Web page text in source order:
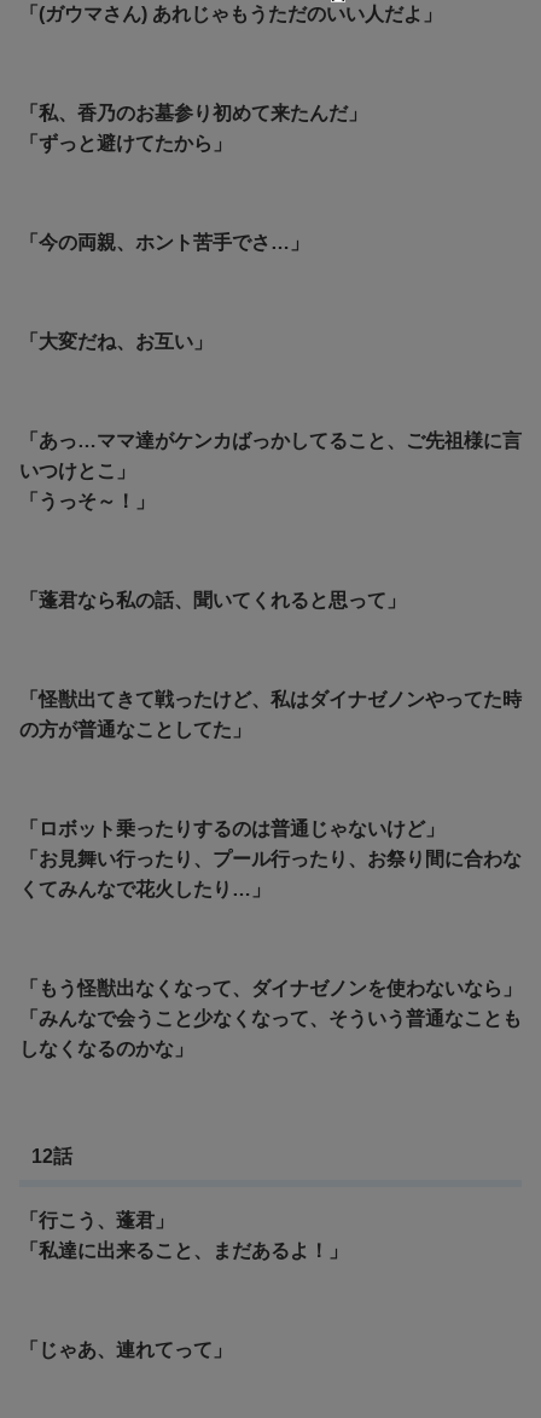
「(ガウマさん) あれじゃもうただのいい人だよ」
「私、香乃のお墓参り初めて来たんだ」
「ずっと避けてたから」
「今の両親、ホント苦手でさ…」
「大変だね、お互い」
「あっ…ママ達がケンカばっかしてること、ご先祖様に言
いつけとこ」
「うっそ～！」
「蓬君なら私の話、聞いてくれると思って」
「怪獣出てきて戦ったけど、私はダイナゼノンやってた時
の方が普通なことしてた」
「ロボット乗ったりするのは普通じゃないけど」
「お見舞い行ったり、プール行ったり、お祭り間に合わな
くてみんなで花火したり…」
「もう怪獣出なくなって、ダイナゼノンを使わないなら」
「みんなで会うこと少なくなって、そういう普通なことも
しなくなるのかな」
12話
「行こう、蓬君」
「私達に出来ること、まだあるよ！」
「じゃあ、連れてって」